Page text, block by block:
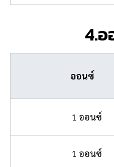
4.
ออนซ์
1 ออนซ์
1 ออนซ์